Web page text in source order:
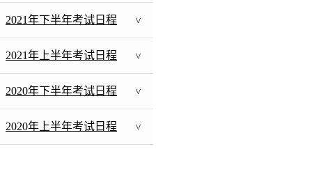
2021年下半年考试日程 >
2021年上半年考试日程 >
2020年下半年考试日程 >
2020年上半年考试日程 >